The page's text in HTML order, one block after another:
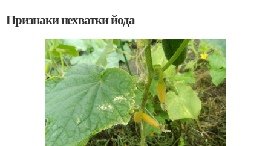
Признаки нехватки йода